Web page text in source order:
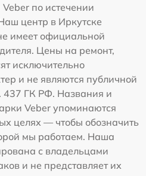
по истечении
центр в Иркутске
имеет официальной
Цены на ремонт,
исключительно
и не являются публичной
437 ГК РФ. Названия и
Veber упоминаются
целях — чтобы обозначить
мы работаем. Наша
с владельцами
и не представляет их